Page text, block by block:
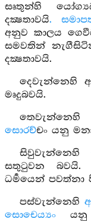
සෘතුන්හි
දක්‍ෂතාවයි.
අනුව කාලය
සමවතින්
දක්‍ෂතාවයි.
දෙවැන්නෙහි
මෘදුබවයි.
තෙවැන්නෙහි
සොරච්චං යනු
සිවුවැන්නෙහි
සතුටුවන බවයි.
ධර්‍මයෙන් පවත්නා
පස්වැන්නෙහි
සොචෙය්‍යං යනු